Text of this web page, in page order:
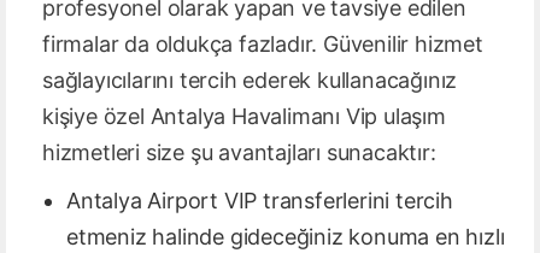
profesyonel olarak yapan ve tavsiye edilen
firmalar da oldukça fazladır. Güvenilir hizmet
sağlayıcılarını tercih ederek kullanacağınız
kişiye özel Antalya Havalimanı Vip ulaşım
hizmetleri size şu avantajları sunacaktır:
Antalya Airport VIP transferlerini tercih
etmeniz halinde gideceğiniz konuma en hızlı